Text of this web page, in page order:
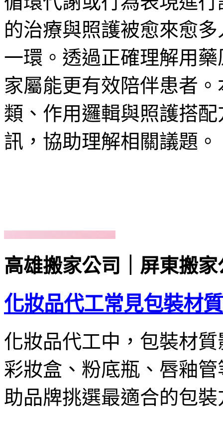
的治療與照護被愈來愈
一環。透過正確理解用
家屬能更有效陪伴患者
類、作用邏輯與照護搭
訊，協助理解相關議題。
高雄搬家公司｜屏東搬家
化妝品代工常見包裝材
化妝品代工中，包裝材
彩妝盒、粉底瓶、唇釉
助品牌挑選最適合的包裝